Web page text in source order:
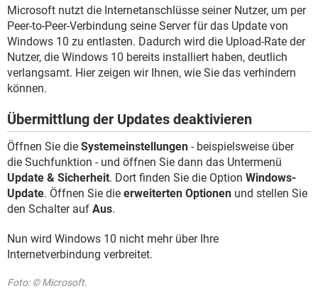
FACEBOOK HARDWARE
Microsoft nutzt die Internetanschlüsse seiner Nutzer, um per
Peer-to-Peer-Verbindung seine Server für das Update von
Windows 10 zu entlasten. Dadurch wird die Upload-Rate der
Nutzer, die Windows 10 bereits installiert haben, deutlich
verlangsamt. Hier zeigen wir Ihnen, wie Sie das verhindern
können.
Übermittlung der Updates deaktivieren
Öffnen Sie die Systemeinstellungen - beispielsweise über
die Suchfunktion - und öffnen Sie dann das Untermenü
Update & Sicherheit. Dort finden Sie die Option Windows-
Update. Öffnen Sie die erweiterten Optionen und stellen Sie
den Schalter auf Aus.
Nun wird Windows 10 nicht mehr über Ihre
Internetverbindung verbreitet.
Foto: © Microsoft.